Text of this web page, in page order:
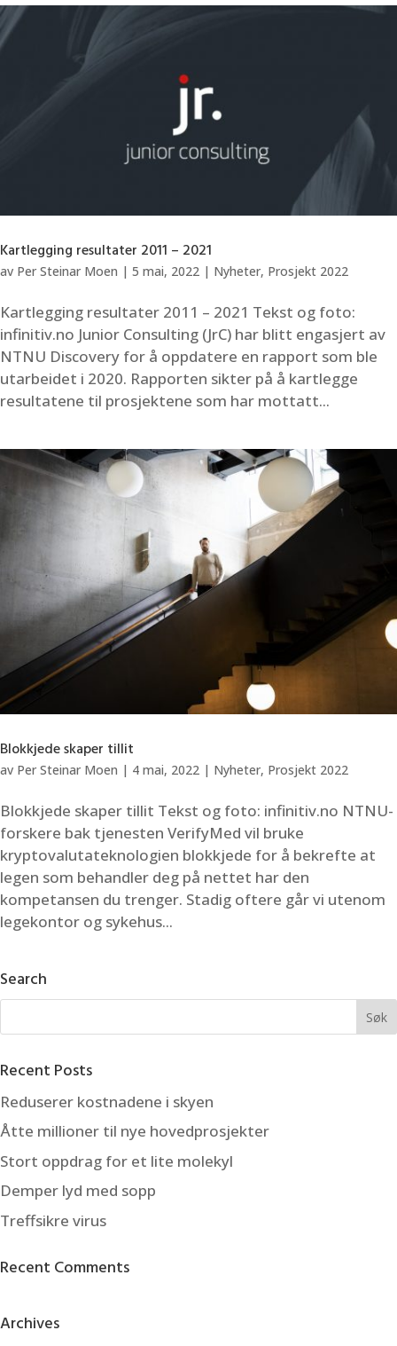
Kartlegging resultater 2011 – 2021
av Per Steinar Moen | 5 mai, 2022 | Nyheter, Prosjekt 2022
Kartlegging resultater 2011 – 2021 Tekst og foto:
infinitiv.no Junior Consulting (JrC) har blitt engasjert av
NTNU Discovery for å oppdatere en rapport som ble
utarbeidet i 2020. Rapporten sikter på å kartlegge
resultatene til prosjektene som har mottatt...
Blokkjede skaper tillit
av Per Steinar Moen | 4 mai, 2022 | Nyheter, Prosjekt 2022
Blokkjede skaper tillit Tekst og foto: infinitiv.no NTNU-
forskere bak tjenesten VerifyMed vil bruke
kryptovalutateknologien blokkjede for å bekrefte at
legen som behandler deg på nettet har den
kompetansen du trenger. Stadig oftere går vi utenom
legekontor og sykehus...
Search
Recent Posts
Reduserer kostnadene i skyen
Åtte millioner til nye hovedprosjekter
Stort oppdrag for et lite molekyl
Demper lyd med sopp
Treffsikre virus
Recent Comments
Archives